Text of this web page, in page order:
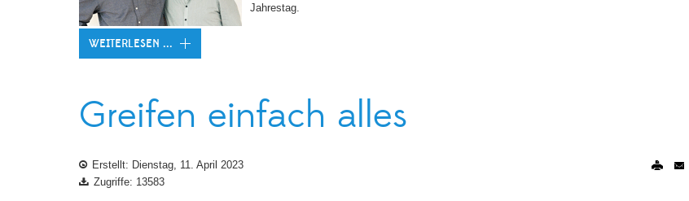
Jahrestag.
WEITERLESEN ...
Greifen einfach alles
Erstellt: Dienstag, 11. April 2023
Zugriffe: 13583